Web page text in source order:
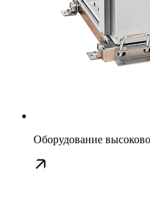
Оборудование